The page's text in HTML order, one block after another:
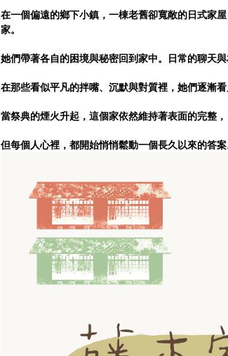
在一個偏遠的鄉下小鎮，一棟老舊卻寬敞的日式
家。
她們帶著各自的困境與秘密回到家中。日常的聊天
在那些看似平凡的拌嘴、沉默與對質裡，她們逐漸看
當祭典的煙火升起，這個家依然維持著表面的完整，
但每個人心裡，都開始悄悄鬆動一個長久以來的答案